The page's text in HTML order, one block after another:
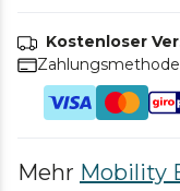
Kostenloser
Mehr Mobility